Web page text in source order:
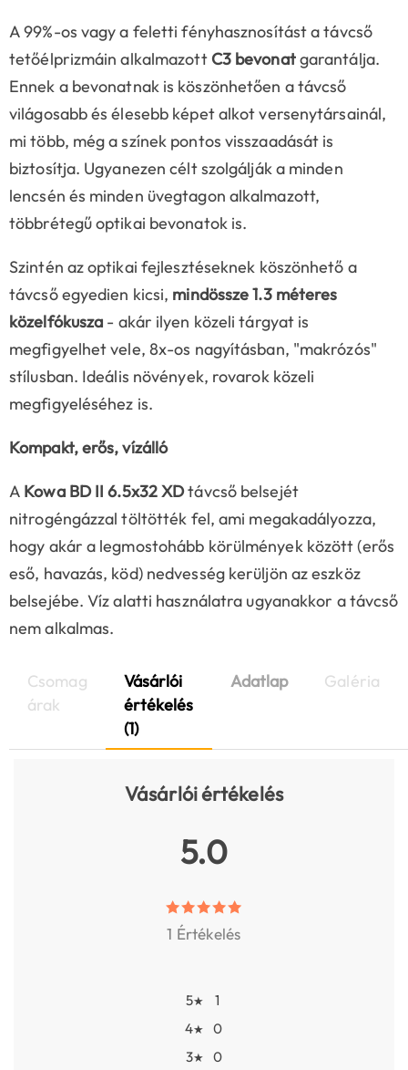
A 99%-os vagy a feletti fényhasznosítást a távcső
tetőélprizmáin alkalmazottC3 bevonatgarantálja.
Ennek a bevonatnak is köszönhetően a távcső
világosabb és élesebb képet alkot versenytársainál,
mi több, még a színek pontos visszaadását is
biztosítja. Ugyanezen célt szolgálják a minden
lencsén és minden üvegtagon alkalmazott,
többrétegű optikai bevonatok is.
Szintén az optikai fejlesztéseknek köszönhető a
távcső egyedien kicsi, mindössze1.3 méteres
közelfókusza - akár ilyen közeli tárgyat is
megfigyelhet vele, 8x-os nagyításban, "makrózós"
stílusban. Ideális növények, rovarok közeli
megfigyeléséhez is.
Kompakt, erős, vízálló
A Kowa BD II 6.5x32 XDtávcső belsejét
nitrogéngázzal töltötték fel, ami megakadályozza,
hogy akár a legmostohább körülmények között (erős
eső, havazás, köd) nedvesség kerüljön az eszköz
belsejébe. Víz alatti használatra ugyanakkor a távcső
nem alkalmas.
Csomag
árak
Vásárlói
értékelés
(1)
Adatlap Galéria
Vásárlói értékelés
5.0
1 Értékelés
5★
1
4★
0
3★ 0